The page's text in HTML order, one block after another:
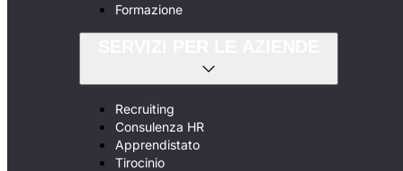
Formazione
Recruiting
Consulenza HR
Apprendistato
Tirocinio